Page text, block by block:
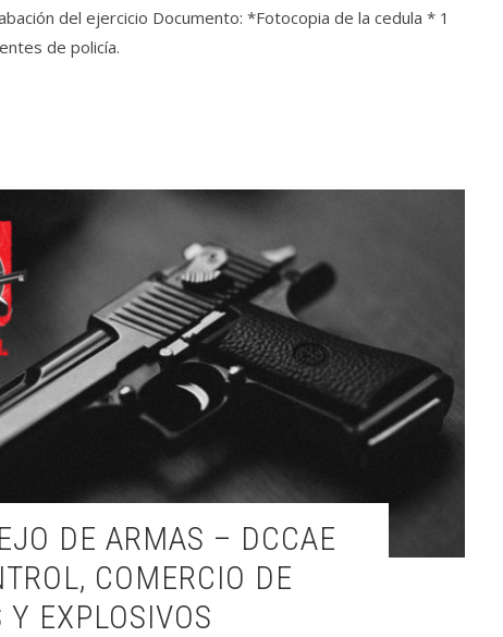
del ejercicio Documento: *Fotocopia de la cedula * 1
de policía.
COMERCIO DE
EXPLOSIVOS